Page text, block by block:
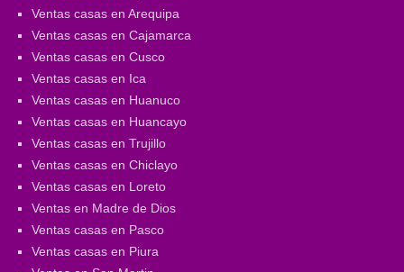
Ventas casas en Arequipa
Ventas casas en Cajamarca
Ventas casas en Cusco
Ventas casas en Ica
Ventas casas en Huanuco
Ventas casas en Huancayo
Ventas casas en Trujillo
Ventas casas en Chiclayo
Ventas casas en Loreto
Ventas en Madre de Dios
Ventas casas en Pasco
Ventas casas en Piura